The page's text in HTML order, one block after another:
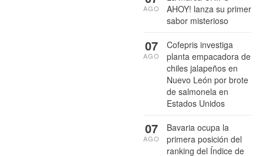
AHOY! lanza su primer
sabor misterioso
AGO
Cofepris investiga
planta empacadora de
chiles jalapeños en
Nuevo León por brote
de salmonela en
Estados Unidos
07
AGO
Bavaria ocupa la
primera posición del
ranking del Índice de
07
AGO